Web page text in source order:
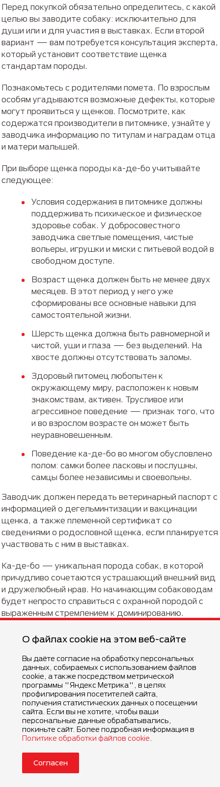
Перед покупкой обязательно определитесь, с какой
целью вы заводите собаку: исключительно для
души или и для участия в выставках. Если второй
вариант — вам потребуется консультация эксперта,
который установит соответствие щенка
стандартам породы.
Познакомьтесь с родителями помета. По взрослым
особям угадываются возможные дефекты, которые
могут проявиться у щенков. Посмотрите, как
содержатся производители в питомнике, узнайте у
заводчика информацию по титулам и наградам отца
и матери малышей.
При выборе щенка породы ка-де-бо учитывайте
следующее:
Условия содержания в питомнике должны
поддерживать психическое и физическое
здоровье собак. У добросовестного
заводчика светлые помещения, чистые
вольеры, игрушки и миски с питьевой водой в
свободном доступе.
Возраст щенка должен быть не менее двух
месяцев. В этот период у него уже
сформированы все основные навыки для
самостоятельной жизни.
Шерсть щенка должна быть равномерной и
чистой, уши и глаза — без выделений. На
хвосте должны отсутствовать заломы.
Здоровый питомец любопытен к
окружающему миру, расположен к новым
знакомствам, активен. Трусливое или
агрессивное поведение — признак того, что
и во взрослом возрасте он может быть
неуравновешенным.
Поведение ка-де-бо во многом обусловлено
полом: самки более ласковы и послушны,
самцы более независимы и своевольны.
Заводчик должен передать ветеринарный паспорт с
информацией о дегельминтизации и вакцинации
щенка, а также племенной сертификат со
сведениями о родословной щенка, если планируется
участвовать с ним в выставках.
Ка-де-бо — уникальная порода собак, в которой
причудливо сочетаются устрашающий внешний вид
и дружелюбный нрав. Но начинающим собаководам
будет непросто справиться с охранной породой с
выраженным стремлением к доминированию.
хозяин с сильными лидерскими качествами.
Популярные вопросы о
породе
Какие есть плюсы и минусы у
ка-де-бо?
Основные достоинства породы:
отличные сторожевые качества;
О файлах cookie на этом веб-сайте
Вы даёте согласие на обработку персональных
данных, собираемых с использованием файлов
cookie, а также посредством метрической
программы "Яндекс Метрика", в целях
профилирования посетителей сайта,
получения статистических данных о посещении
сайта. Если вы не хотите, чтобы ваши
персональные данные обрабатывались,
покиньте сайт. Более подробная информация в
Политике обработки файлов cookie
Согласен